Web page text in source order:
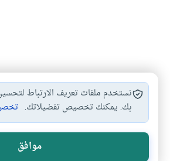
نستخدم ملفات تعريف الارتباط
بك. يمكنك تخصيص تفضيلاتك.
موافق